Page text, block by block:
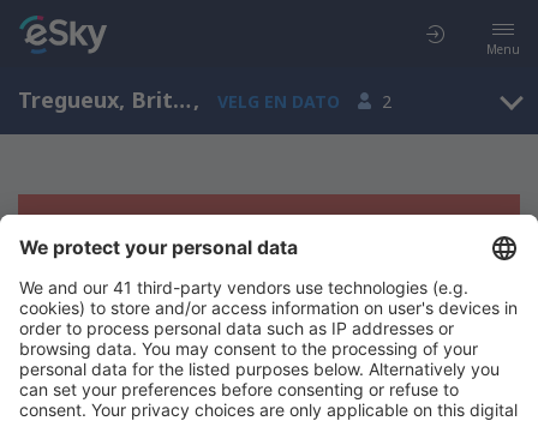
Menu
Tregueux, Brittany, Frankrike, VELG EN DATO 2
Beklager, søket ga ingen resultater
Prøv å søk etter andre kriterier